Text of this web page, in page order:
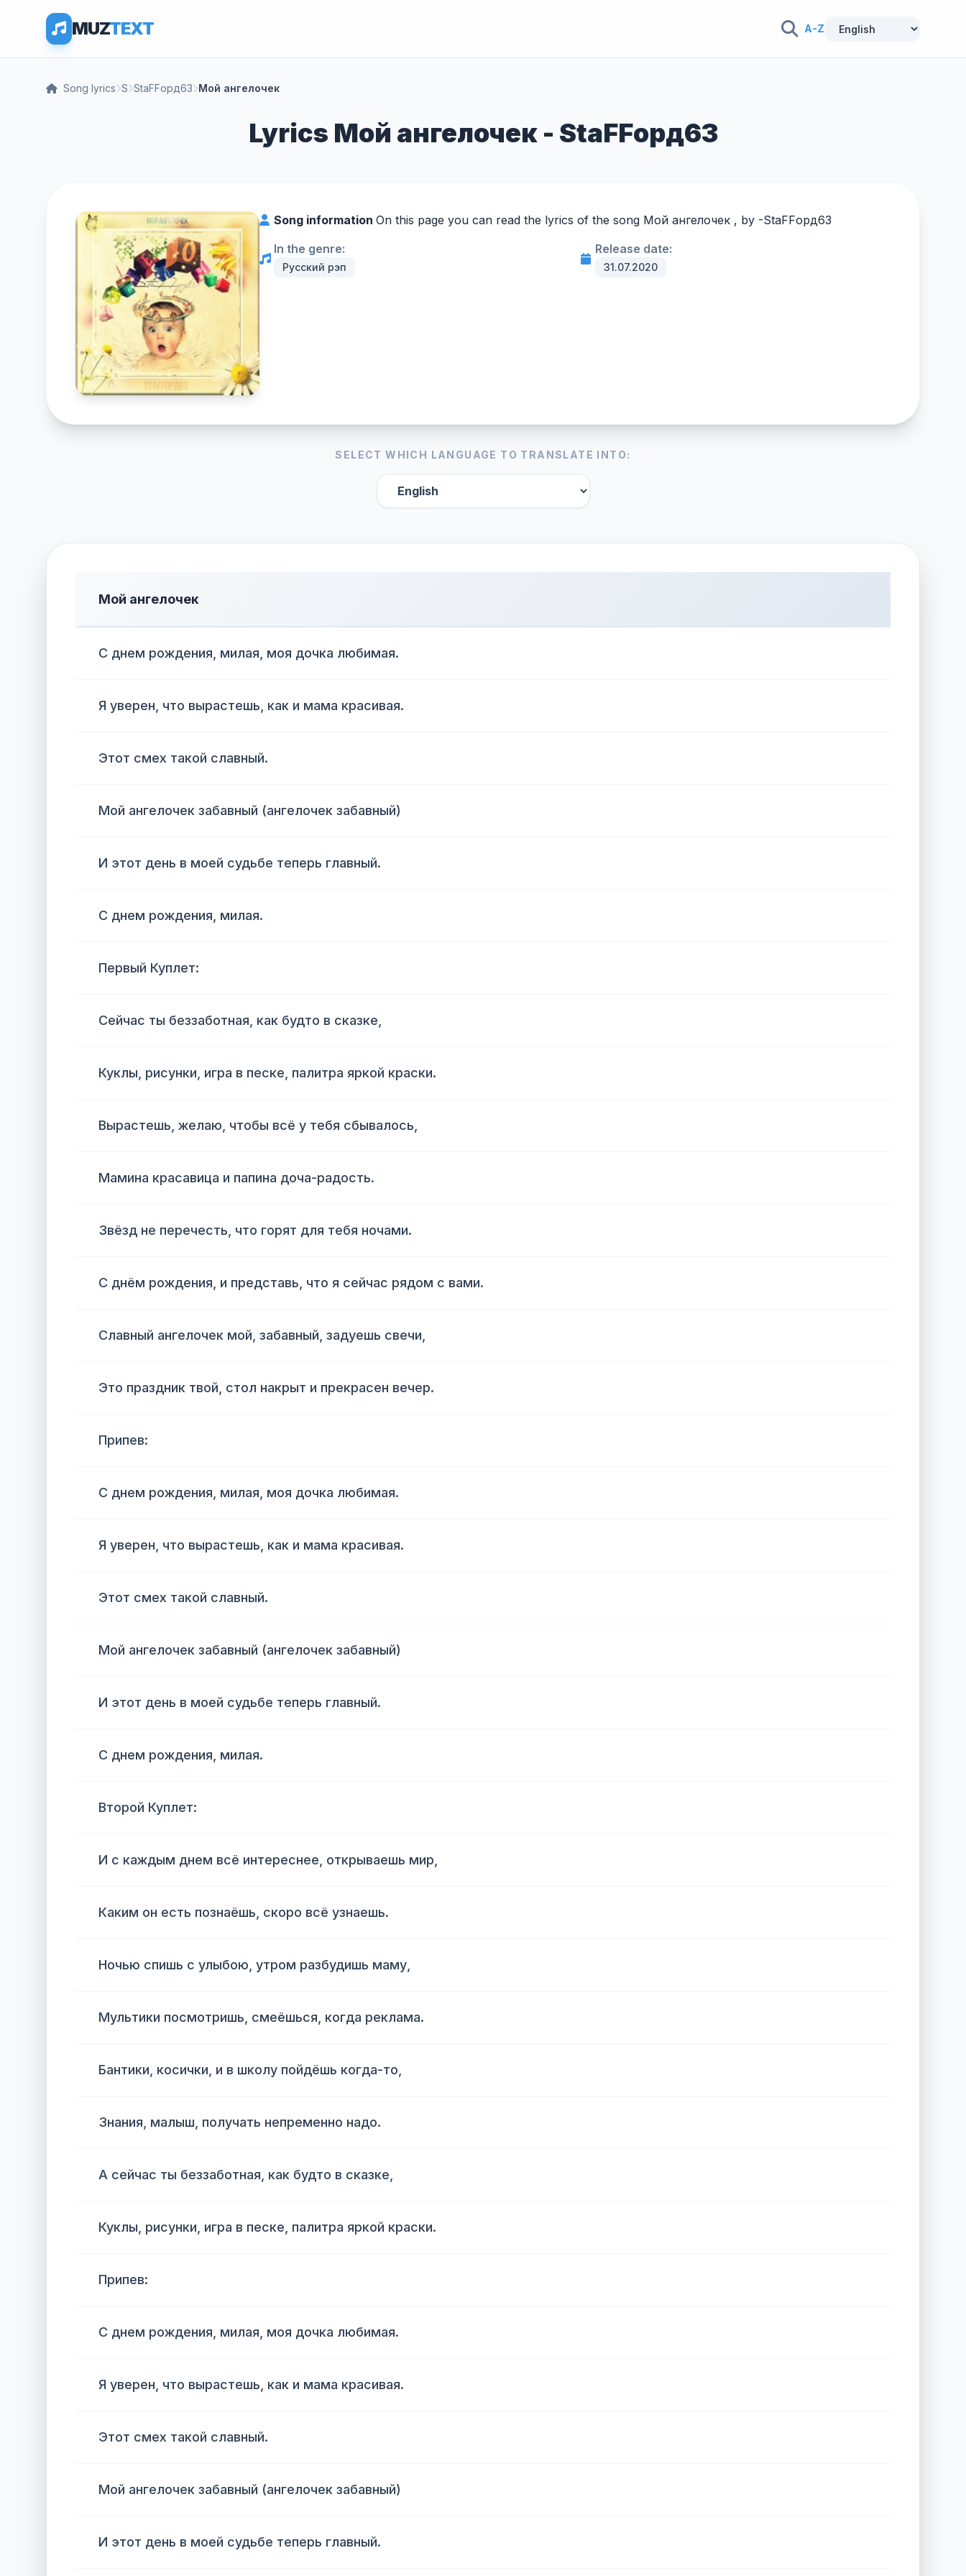
MUZTEXT A-Z
Song lyrics S StaFFорд63 Мой ангелочек
Lyrics Мой ангелочек - StaFFорд63
Song information On this page you can read the lyrics of the song Мой ангелочек , by -StaFFорд63
In the genre:
Русский рэп
Release date:
31.07.2020
SELECT WHICH LANGUAGE TO TRANSLATE INTO:
Мой ангелочек
С днем рождения, милая, моя дочка любимая.
Я уверен, что вырастешь, как и мама красивая.
Этот смех такой славный.
Мой ангелочек забавный (ангелочек забавный)
И этот день в моей судьбе теперь главный.
С днем рождения, милая.
Первый Куплет:
Сейчас ты беззаботная, как будто в сказке,
Куклы, рисунки, игра в песке, палитра яркой краски.
Вырастешь, желаю, чтобы всё у тебя сбывалось,
Мамина красавица и папина доча-радость.
Звёзд не перечесть, что горят для тебя ночами.
С днём рождения, и представь, что я сейчас рядом с вами.
Славный ангелочек мой, забавный, задуешь свечи,
Это праздник твой, стол накрыт и прекрасен вечер.
Припев:
С днем рождения, милая, моя дочка любимая.
Я уверен, что вырастешь, как и мама красивая.
Этот смех такой славный.
Мой ангелочек забавный (ангелочек забавный)
И этот день в моей судьбе теперь главный.
С днем рождения, милая.
Второй Куплет:
И с каждым днем всё интереснее, открываешь мир,
Каким он есть познаёшь, скоро всё узнаешь.
Ночью спишь с улыбою, утром разбудишь маму,
Мультики посмотришь, смеёшься, когда реклама.
Бантики, косички, и в школу пойдёшь когда-то,
Знания, малыш, получать непременно надо.
А сейчас ты беззаботная, как будто в сказке,
Куклы, рисунки, игра в песке, палитра яркой краски.
Припев:
С днем рождения, милая, моя дочка любимая.
Я уверен, что вырастешь, как и мама красивая.
Этот смех такой славный.
Мой ангелочек забавный (ангелочек забавный)
И этот день в моей судьбе теперь главный.